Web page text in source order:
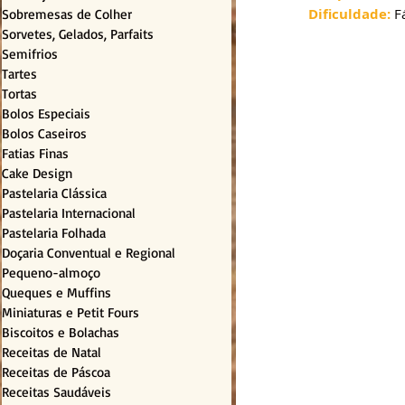
Sobremesas de Colher
Sorvetes, Gelados, Parfaits
Semifrios
Tartes
Tortas
Bolos Especiais
Bolos Caseiros
Fatias Finas
Cake Design
Pastelaria Clássica
Pastelaria Internacional
Pastelaria Folhada
Doçaria Conventual e Regional
Pequeno-almoço
Queques e Muffins
Miniaturas e Petit Fours
Biscoitos e Bolachas
Receitas de Natal
Receitas de Páscoa
Receitas Saudáveis
Dificuldade: